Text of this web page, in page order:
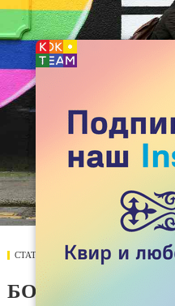
СТАТЬИ